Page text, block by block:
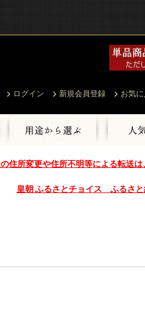
ログイン 新規会員登録 お気に
の住所変更や住所不明等による転送
皇朝 ふるさとチョイス ふるさと